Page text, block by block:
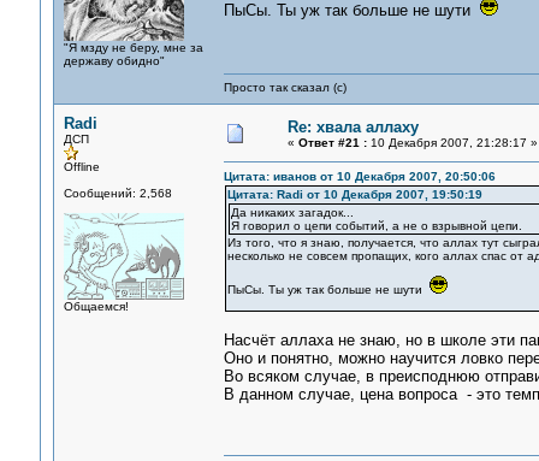
"Я мзду не беру, мне за
державу обидно"
ПыСы. Ты уж так больше не шути
Просто так сказал (с)
Radi
ДСП
Offline
Сообщений: 2,568
Общаемся!
Re: хвала аллаху
« Ответ #21 :10 Декабря 2007, 21:28:17 »
Цитата: иванов от 10 Декабря 2007, 20:50:06
Цитата: Radi от 10 Декабря 2007, 19:50:19
Да никаких загадок...
Я говорил о цепи событий, а не о взрывной цепи.
Из того, что я знаю, получается, что аллах тут
несколько не совсем пропащих, кого аллах спас от
ПыСы. Ты уж так больше не шути
Насчёт аллаха не знаю, но в школе эти
Оно и понятно, можно научится ловко
Во всяком случае, в преисподнюю
В данном случае, цена вопроса - это